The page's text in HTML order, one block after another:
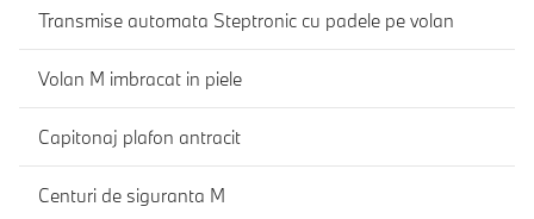
Transmise automata Steptronic cu padele pe volan
Volan M imbracat in piele
Capitonaj plafon antracit
Centuri de siguranta M